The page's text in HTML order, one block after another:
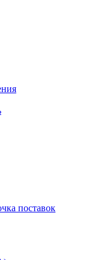
поставок